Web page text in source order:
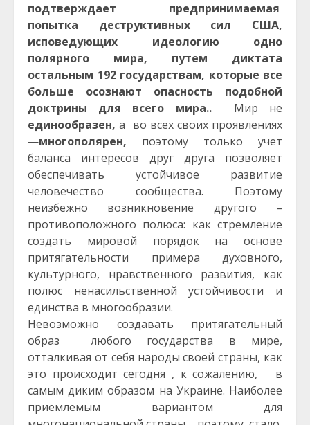
подтверждает предпринимаемая
попытка деструктивных сил США,
исповедующих идеологию одно
полярного мира, путем диктата
остальным 192 государствам, которые все
больше осознают опасность подобной
доктрины для всего мира..Мир не
единообразен, а во всех своих проявлениях
—многополярен, поэтому только учет
баланса интересов друг друга позволяет
обеспечивать устойчивое развитие
человечество сообщества. Поэтому
неизбежно возникновение другого –
противоположного полюса: как стремление
создать мировой порядок на основе
притягательности примера духовного,
культурного, нравственного развития, как
полюс ненасильственной устойчивости и
единства в многообразии.
Невозможно создавать притягательный
образ любого государства в мире,
отталкивая от себя народы своей страны, как
это происходит сегодня , к сожалению, в
самым диким образом на Украине. Наиболее
приемлемым вариантом для